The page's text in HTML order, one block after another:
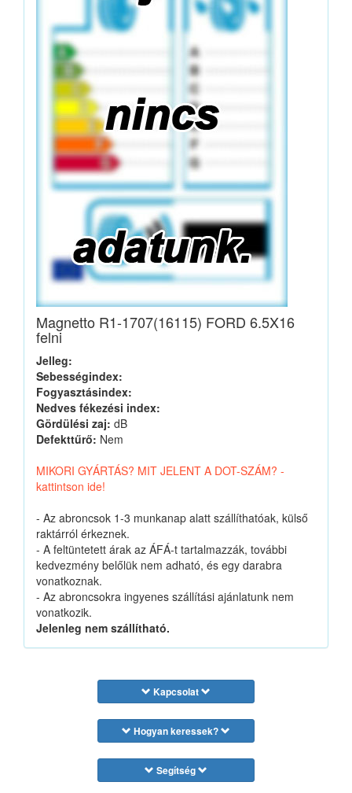
Magnetto R1-1707(16115) FORD 6.5X16
felni
Jelleg:
Sebességindex:
Fogyasztásindex:
Nedves fékezési index:
Gördülési zaj: dB
Defekttűrő: Nem
MIKORI GYÁRTÁS? MIT JELENT A DOT-SZÁM? -
kattintson ide!
- Az abroncsok 1-3 munkanap alatt szállíthatóak, külső
raktárról érkeznek.
- A feltüntetett árak az ÁFÁ-t tartalmazzák, további
kedvezmény belőlük nem adható, és egy darabra
vonatkoznak.
- Az abroncsokra ingyenes szállítási ajánlatunk nem
vonatkozik.
Jelenleg nem szállítható.
Kapcsolat
Hogyan keressek?
Segítség